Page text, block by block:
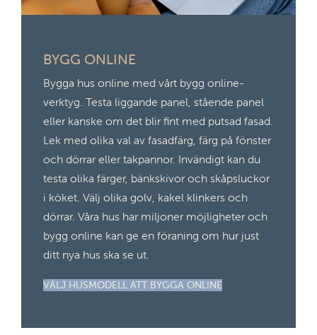
BYGG ONLINE
Bygga hus online med vårt bygg online-
verktyg. Testa liggande panel, stående panel
eller kanske om det blir fint med putsad fasad.
Lek med olika val av fasadfärg, färg på fönster
och dörrar eller takpannor. Invändigt kan du
testa olika färger, bänkskivor och skåpsluckor
i köket. Välj olika golv, kakel klinkers och
dörrar. Våra hus har miljoner möjligheter och
bygg online kan ge en föraning om hur just
ditt nya hus ska se ut.
VÄLJ HUSMODELL ATT BYGGA ONLINE